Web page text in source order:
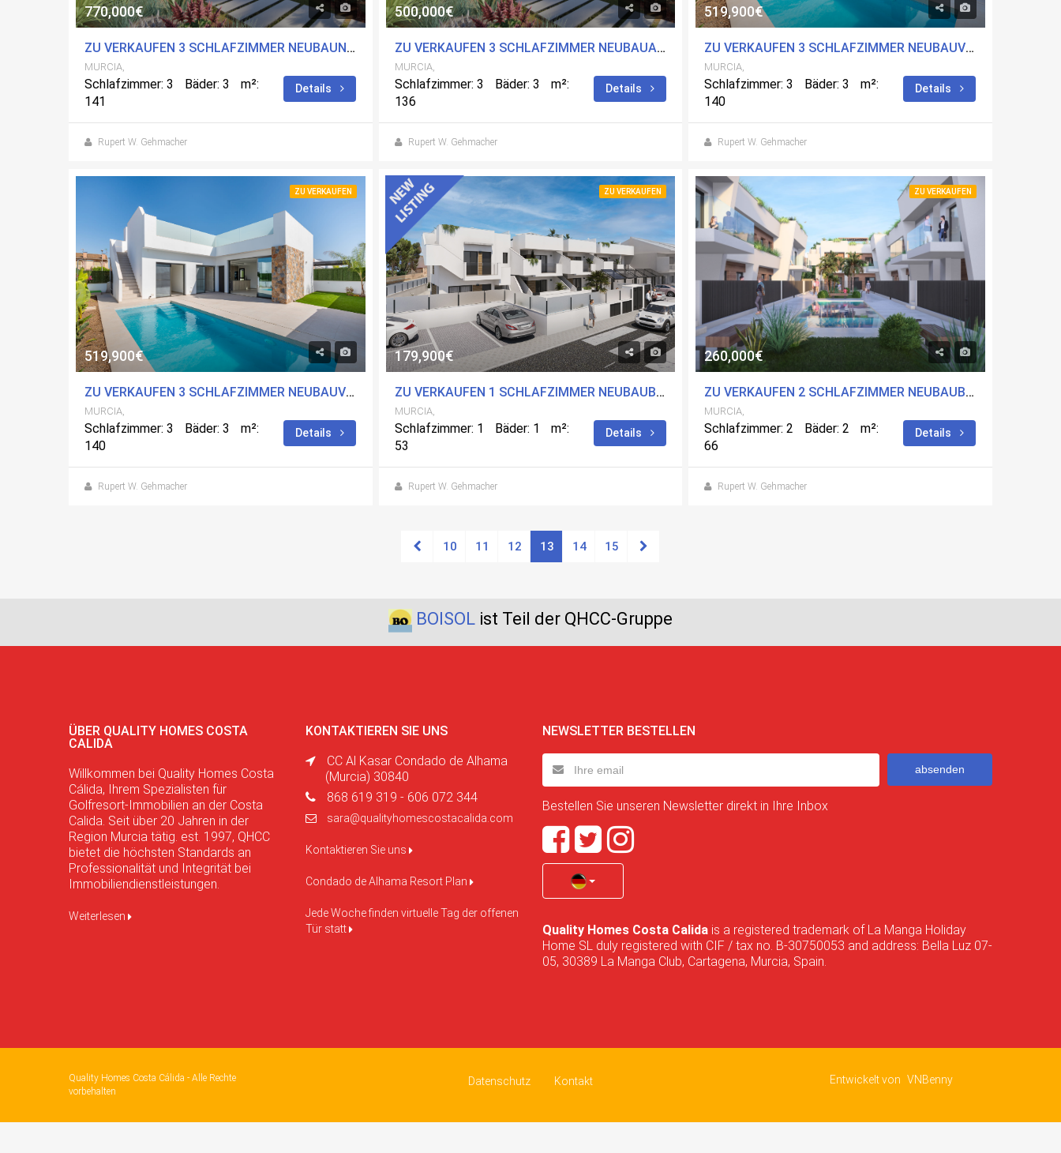
770,000€
ZU VERKAUFEN 3 SCHLAFZIMMER NEUBAUN-A IN CARTAGENA, MURCIA MIT POOL
MURCIA,
Schlafzimmer: 3 Bäder: 3
m²:
141
Details
Rupert W. Gehmacher
500,000€
ZU VERKAUFEN 3 SCHLAFZIMMER NEUBAUAPARTMENT IN CARTAGENA, MURCIA MIT POOL
MURCIA,
Schlafzimmer: 3 Bäder: 3
m²:
136
Details
Rupert W. Gehmacher
519,900€
ZU VERKAUFEN 3 SCHLAFZIMMER NEUBAUVILLA IN LOS ALCÃ¡ZARES, MURCIA
MURCIA,
Schlafzimmer: 3 Bäder: 3
m²:
140
Details
Rupert W. Gehmacher
ZU VERKAUFEN
519,900€
ZU VERKAUFEN 3 SCHLAFZIMMER NEUBAUVILLA IN LOS ALCÃ¡ZARES, MURCIA
MURCIA,
Schlafzimmer: 3 Bäder: 3
m²:
140
Details
Rupert W. Gehmacher
ZU VERKAUFEN
179,900€
ZU VERKAUFEN 1 SCHLAFZIMMER NEUBAUBUNGALOW IN SAN PEDRO DEL PINATAR, MURCIA MIT POOL
MURCIA,
Schlafzimmer: 1 Bäder: 1
m²:
53
Details
Rupert W. Gehmacher
ZU VERKAUFEN
260,000€
ZU VERKAUFEN 2 SCHLAFZIMMER NEUBAUBUNGALOW IN TORRE-PACHECO, MURCIA MIT POOL
MURCIA,
Schlafzimmer: 2 Bäder: 2
m²:
66
Details
Rupert W. Gehmacher
10 11 12 13 14 15
BOISOL ist Teil der QHCC-Gruppe
ÜBER QUALITY HOMES COSTA
CALIDA
Willkommen bei Quality Homes Costa
Cálida, Ihrem Spezialisten für
Golfresort-Immobilien an der Costa
Calida. Seit über 20 Jahren in der
Region Murcia tätig. est. 1997, QHCC
bietet die höchsten Standards an
Professionalität und Integrität bei
Immobiliendienstleistungen.
Weiterlesen
KONTAKTIEREN SIE UNS
CC Al Kasar Condado de Alhama
(Murcia) 30840
868 619 319 - 606 072 344
sara@qualityhomescostacalida.com
Kontaktieren Sie uns
Condado de Alhama Resort Plan
Jede Woche finden virtuelle Tag der offenen
Tür statt
NEWSLETTER BESTELLEN
absenden
Bestellen Sie unseren Newsletter direkt in Ihre Inbox
Quality Homes Costa Calida is a registered trademark of La Manga Holiday
Home SL duly registered with CIF / tax no. B-30750053 and address: Bella Luz 07-
05, 30389 La Manga Club, Cartagena, Murcia, Spain.
Quality Homes Costa Cálida - Alle Rechte
vorbehalten
Datenschutz Kontakt Entwickelt von VNBenny